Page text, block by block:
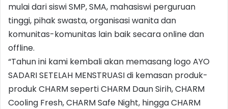
mulai dari siswi SMP, SMA, mahasiswi perguruan
tinggi, pihak swasta, organisasi wanita dan
komunitas-komunitas lain baik secara online dan
offline.
“Tahun ini kami kembali akan memasang logo AYO
SADARI SETELAH MENSTRUASI di kemasan produk-
produk CHARM seperti CHARM Daun Sirih, CHARM
Cooling Fresh, CHARM Safe Night, hingga CHARM